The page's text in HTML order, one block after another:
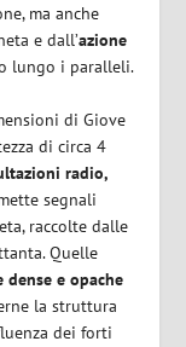
ma anche
e dall’azione
lungo i paralleli.
di Giove
di circa 4
radio,
segnali
raccolte dalle
Quelle
dense e opache
la struttura
dei forti